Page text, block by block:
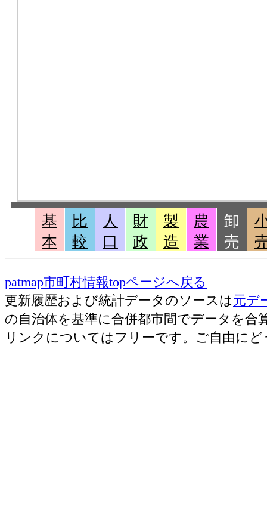
基
本
比
較
人
口
財
政
製
造
農
業
卸
売
patmap市町村情報topページへ戻る
更新履歴および統計データのソースは元デ
の自治体を基準に合併都市間でデータを合
リンクについてはフリーです。ご自由にど